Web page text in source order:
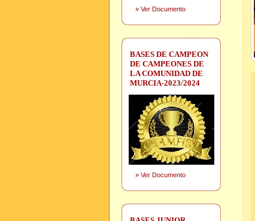
» Ver Documento
BASES DE CAMPEON
DE CAMPEONES DE
LA COMUNIDAD DE
MURCIA-2023/2024
» Ver Documento